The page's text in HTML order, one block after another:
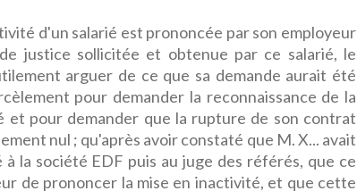
d'un salarié est prononcée par son employeur
justice sollicitée et obtenue par ce salarié, le
arguer de ce que sa demande aurait été
pour demander la reconnaissance de la
et pour demander que la rupture de son contrat
nul ; qu'après avoir constaté que M. X... avait
la société EDF puis au juge des référés, que ce
de prononcer la mise en inactivité, et que cette